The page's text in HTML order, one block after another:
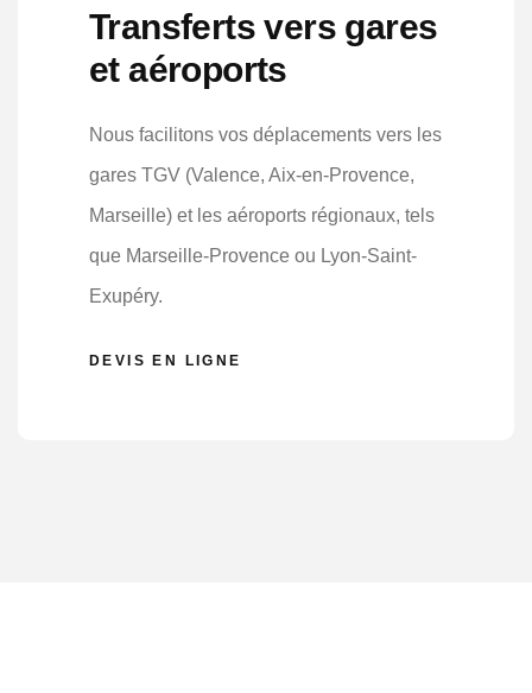
Transferts vers gares
et aéroports
Nous facilitons vos déplacements vers les
gares TGV (Valence, Aix-en-Provence,
Marseille) et les aéroports régionaux, tels
que Marseille-Provence ou Lyon-Saint-
Exupéry.
DEVIS EN LIGNE